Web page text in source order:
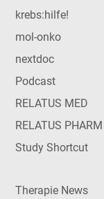
krebs:hilfe!
mol-onko
nextdoc
Podcast
RELATUS MED
RELATUS PHARM
Study Shortcut
Therapie News